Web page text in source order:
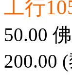
工行
50.00
200.00